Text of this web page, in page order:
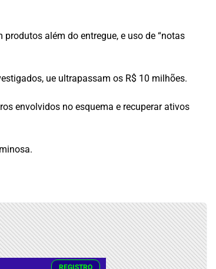
além do entregue, e uso de “notas
ue ultrapassam os R$ 10 milhões.
envolvidos no esquema e recuperar ativos